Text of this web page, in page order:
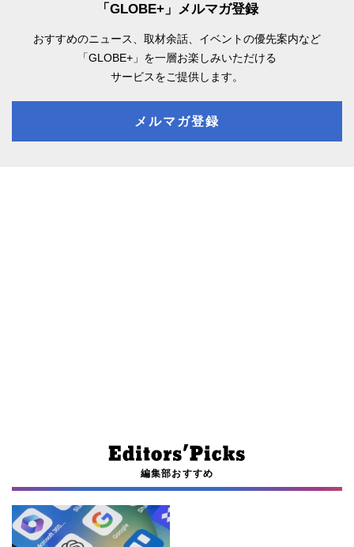
「GLOBE+」メルマガ登録
おすすめのニュース、取材余話、 イベントの優先案内など
「GLOBE+」を一層お楽しみいただける
サービスをご提供します。
メルマガ登録
編集部おすすめ